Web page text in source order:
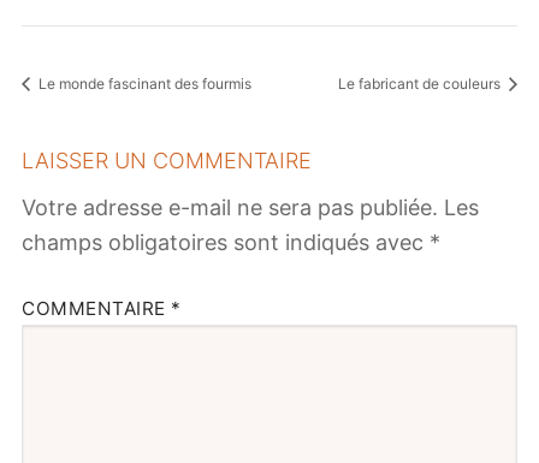
Le monde fascinant des fourmis Le fabricant de couleurs
LAISSER UN COMMENTAIRE
Votre adresse e-mail ne sera pas publiée. Les
champs obligatoires sont indiqués avec *
COMMENTAIRE *